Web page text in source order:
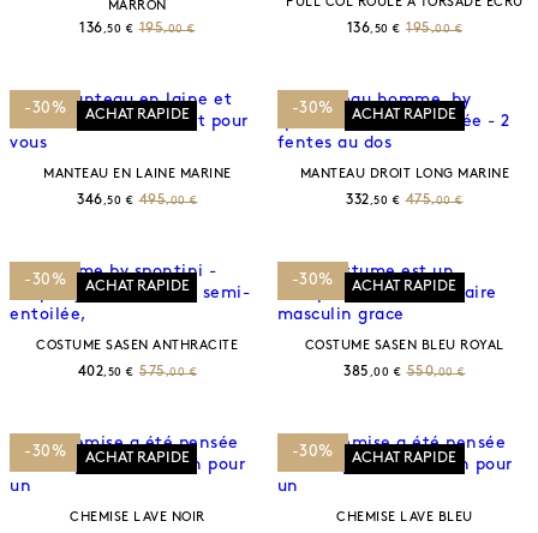
MARRON
136 ,50 € 195,00 €
PULL COL ROULE A TORSADE ECRU
136,50 € 195,00 €
-30% ACHAT RAPIDE
MANTEAU EN LAINE MARINE
346 ,50 € 495,00 €
-30% ACHAT RAPIDE
MANTEAU DROIT LONG MARINE
332 ,50 € 475,00 €
-30% ACHAT RAPIDE
COSTUME SASEN ANTHRACITE
402,50 € 575,00 €
-30% ACHAT RAPIDE
COSTUME SASEN BLEU ROYAL
385 ,00 € 550,00 €
-30% ACHAT RAPIDE
CHEMISE LAVE NOIR
-30% ACHAT RAPIDE
CHEMISE LAVE BLEU